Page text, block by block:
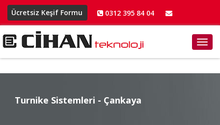
Ücretsiz Keşif Formu
0312 395 84 04
info@cihanteknoloji.net
Turnike Sistemleri - Çankaya